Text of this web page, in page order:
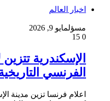
اخبار العالم
مسؤلمايو 9, 2026
0
الإسكندرية
الفرنسي
اعلام فرنسا تزين مدينة